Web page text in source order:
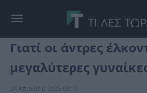
Γιατί οι άντρες
μεγαλύτερες
24 Απριλίου 2026 09:19